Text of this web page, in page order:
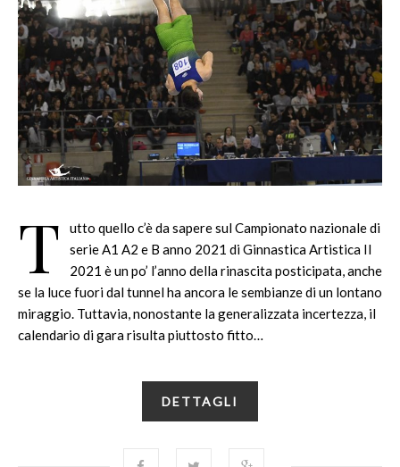
T
utto quello c’è da sapere sul Campionato nazionale di
serie A1 A2 e B anno 2021 di Ginnastica Artistica Il
2021 è un po’ l’anno della rinascita posticipata, anche
se la luce fuori dal tunnel ha ancora le sembianze di un lontano
miraggio. Tuttavia, nonostante la generalizzata incertezza, il
calendario di gara risulta piuttosto fitto…
DETTAGLI